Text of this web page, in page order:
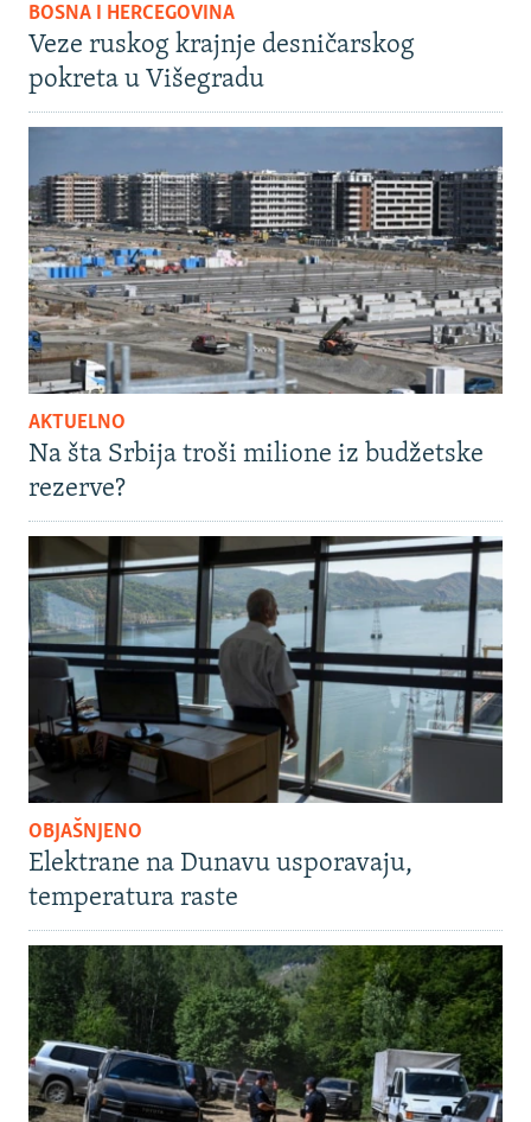
BOSNA I HERCEGOVINA
Veze ruskog krajnje desničarskog
pokreta u Višegradu
AKTUELNO
Na šta Srbija troši milione iz budžetske
rezerve?
OBJAŠNJENO
Elektrane na Dunavu usporavaju,
temperatura raste